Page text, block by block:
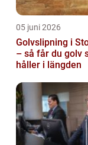
05 juni 2026
Golvslipning i
– så får du golv
håller i längden